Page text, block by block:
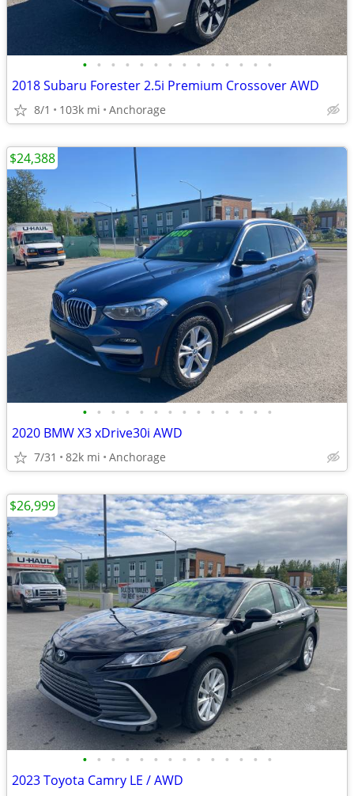
• • • • • • • • • • • • • •
2018 Subaru Forester 2.5i Premium Crossover AWD
8/1 103k mi Anchorage
• • • • • • • • • • • • • •
2020 BMW X3 xDrive30i AWD
7/31 82k mi Anchorage
$24,388
• • • • • • • • • • • • • •
2023 Toyota Camry LE / AWD
$26,999